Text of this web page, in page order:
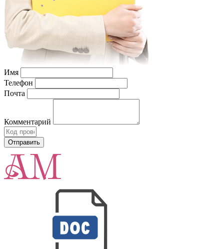
Имя
Телефон
Почта
Комментарий